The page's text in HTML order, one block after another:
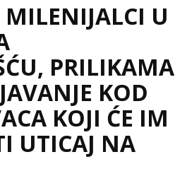
MILENIJALCI U
PRILIKAMA
KOD
KOJI ĆE IM
UTICAJ NA